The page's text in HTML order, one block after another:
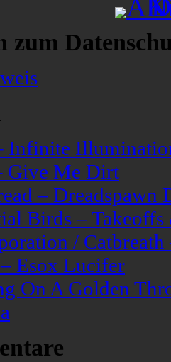
zum
Infinite
Give Me Dirt
– Dreadspawn
Birds –
/
Esox Lucifer
On A Golden